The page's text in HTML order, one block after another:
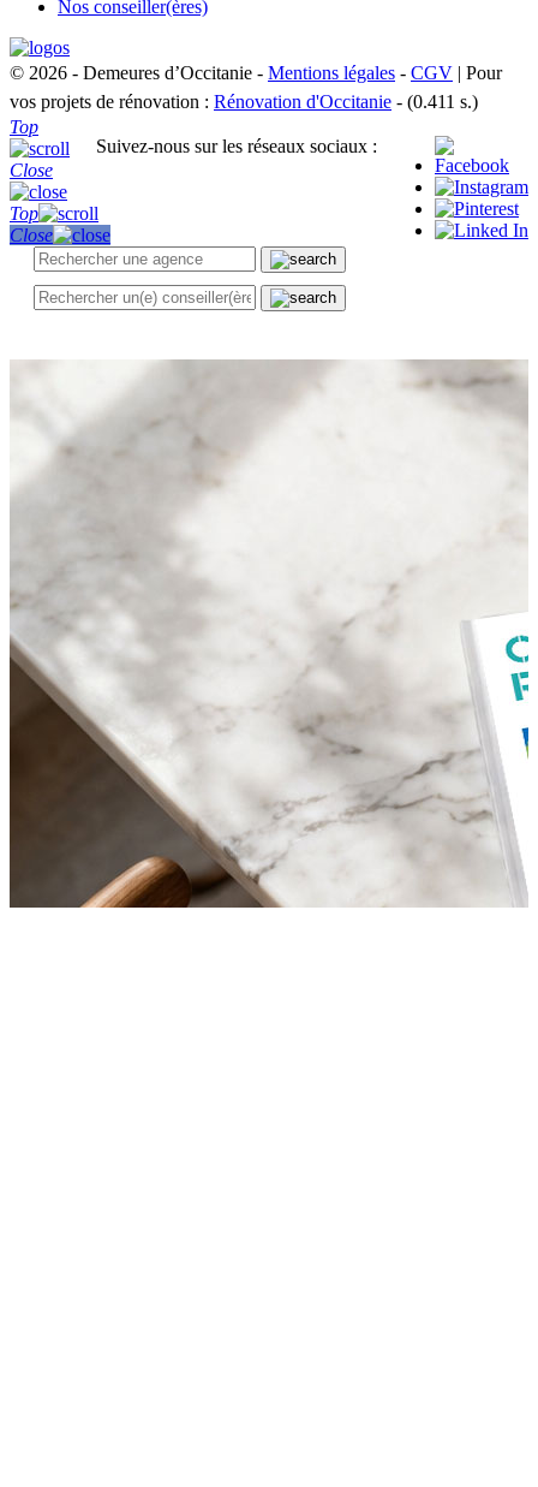
Nos conseiller(ères)
© 2026 - Demeures d’Occitanie - Mentions légales - CGV | Pour
vos projets de rénovation : Rénovation d'Occitanie - (0.411 s.)
Suivez-nous sur les réseaux sociaux :
Top
Close
Top
Close